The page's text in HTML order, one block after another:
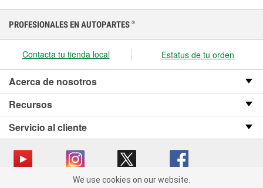
We use cookies on our website. By clicking "Accept", you consent
PROFESIONALES EN AUTOPARTES ®
Contacta tu tienda local Estatus de tu orden
Acerca de nosotros
Recursos
Servicio al cliente
We use cookies on our website.